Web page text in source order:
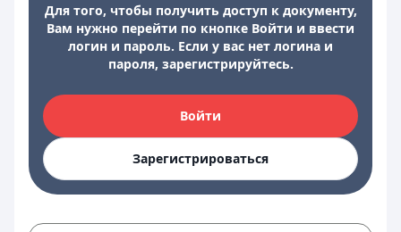
Для того, чтобы получить доступ к документу,
Вам нужно перейти по кнопке Войти и ввести
логин и пароль. Если у вас нет логина и
пароля, зарегистрируйтесь.
Войти
Зарегистрироваться